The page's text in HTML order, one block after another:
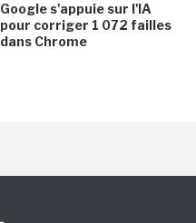
Google s'appuie sur l'IA
pour corriger 1 072 failles
dans Chrome